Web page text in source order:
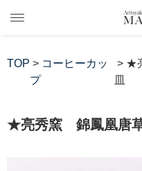
TOP > コーヒーカッ
プ
> ★
皿
★亮秀窯 錦鳳凰唐